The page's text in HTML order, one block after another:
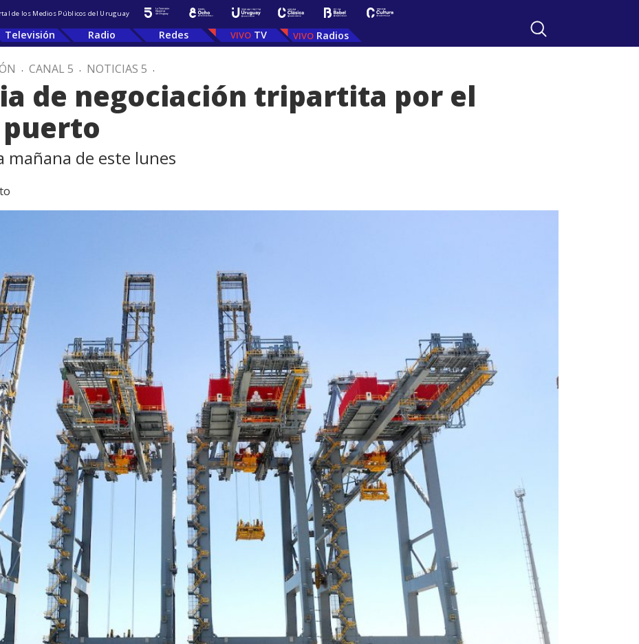
de los Medios Públicos del Uruguay
Televisión Radio Redes TV Radios
. CANAL 5 . NOTICIAS 5 .
de negociación tripartita por el
mañana de este lunes